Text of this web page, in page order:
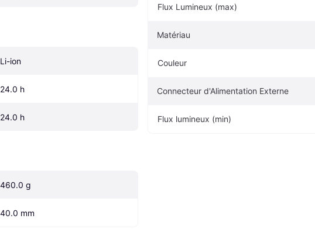
Li-ion
24.0 h
24.0 h
460.0 g
40.0 mm
Flux Lumineux (max)
Matériau
Couleur
Connecteur d'Alimentation Externe
Flux lumineux (min)